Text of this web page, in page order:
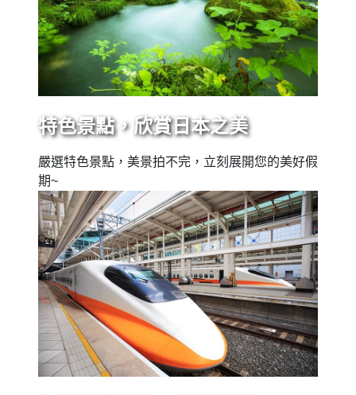
特色景點，欣賞日本之美
嚴選特色景點，美景拍不完，立刻展開您的美好假
期~